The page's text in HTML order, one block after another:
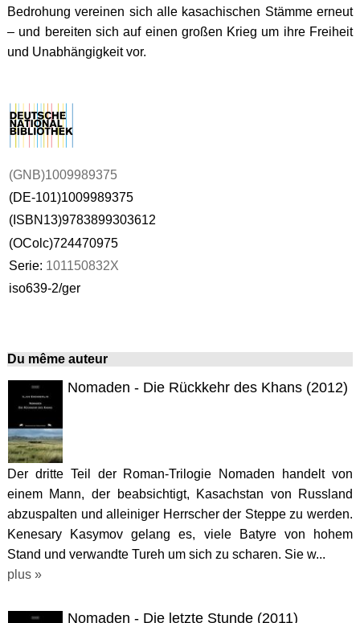
Bedrohung vereinen sich alle kasachischen Stämme erneut
– und bereiten sich auf einen großen Krieg um ihre Freiheit
und Unabhängigkeit vor.
(GNB)1009989375
(DE-101)1009989375
(ISBN13)9783899303612
(OColc)724470975
Serie: 101150832X
iso639-2/ger
Du même auteur
Nomaden - Die Rückkehr des Khans (2012)
Der dritte Teil der Roman-Trilogie Nomaden handelt von
einem Mann, der beabsichtigt, Kasach­stan von Russland
abzuspalten und alleiniger Herrscher der Steppe zu werden.
Kenesary Kasymov gelang es, viele Batyre von hohem
Stand und verwandte Tureh um sich zu scharen. Sie w...
plus »
Nomaden - Die letzte Stunde (2011)